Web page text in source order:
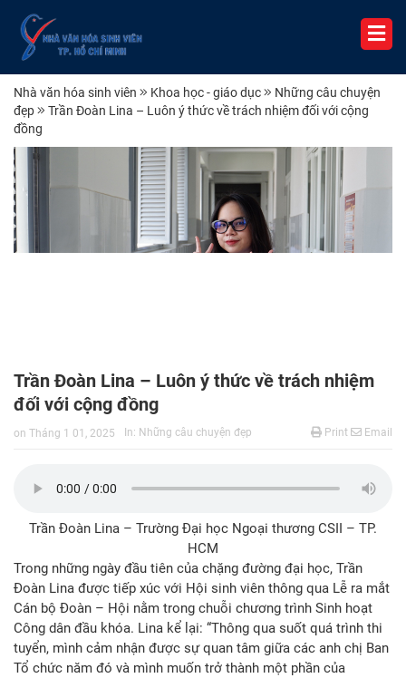
Nhà văn hóa sinh viên Khoa học - giáo dục
Những câu chuyện
đẹp
Trần Đoàn Lina – Luôn ý thức về trách nhiệm đối với cộng
đồng
Trần Đoàn Lina – Luôn ý thức về trách nhiệm
đối với cộng đồng
on Tháng 1 01, 2025 In: Những câu chuyện đẹp Print Email
Trần Đoàn Lina – Trường Đại học Ngoại thương CSII – TP.
HCM
Trong những ngày đầu tiên của chặng đường đại học, Trần
Đoàn Lina được tiếp xúc với Hội sinh viên thông qua Lễ ra mắt
Cán bộ Đoàn – Hội nằm trong chuỗi chương trình Sinh hoạt
Công dân đầu khóa. Lina kể lại: “Thông qua suốt quá trình thi
tuyển, mình cảm nhận được sự quan tâm giữa các anh chị Ban
Tổ chức năm đó và mình muốn trở thành một phần của